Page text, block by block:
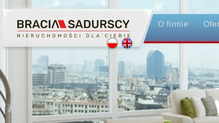
O firmie
Profesjonalne Pośrednictwo